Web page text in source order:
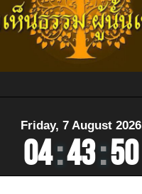
Friday, 7 August 2026
04:43:52